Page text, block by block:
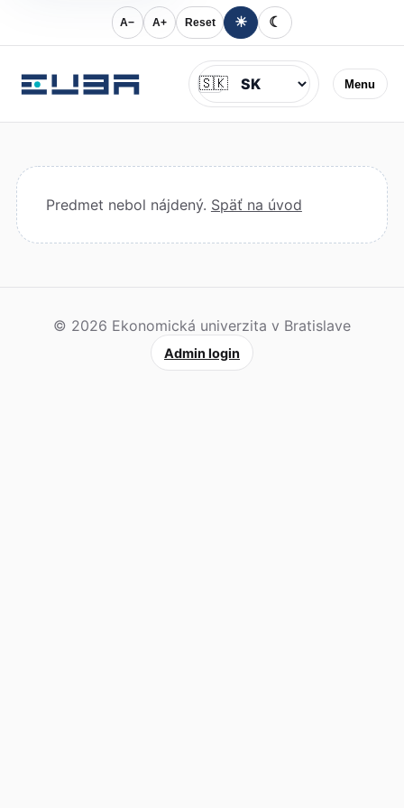
A− A+ Reset ☀ ☾
Menu
Jazyk
🇸🇰
Predmet nebol nájdený. Späť na úvod
© 2026 Ekonomická univerzita v Bratislave
Admin login